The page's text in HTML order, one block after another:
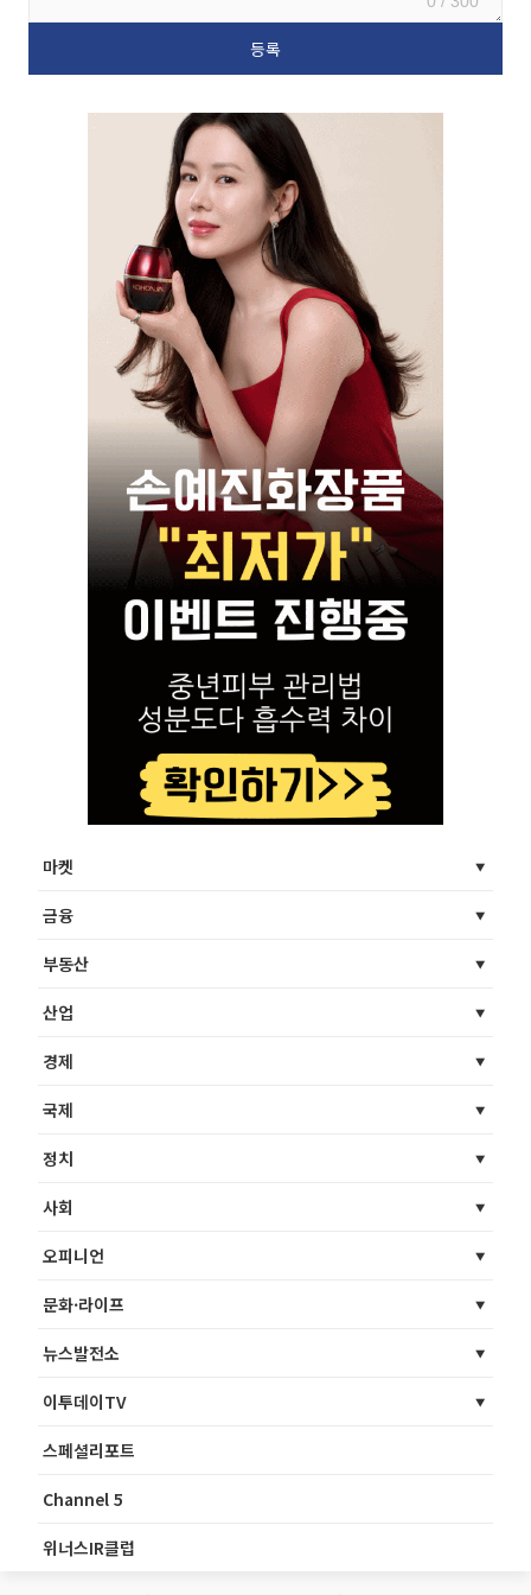
마켓
금융
부동산
산업
경제
국제
정치
사회
오피니언
문화·라이프
뉴스발전소
이투데이TV
스페셜리포트
Channel 5
위너스IR클럽